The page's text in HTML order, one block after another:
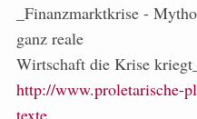
_Finanzmarktkrise -
ganz reale
Wirtschaft die Krise
http://www.proletarische-